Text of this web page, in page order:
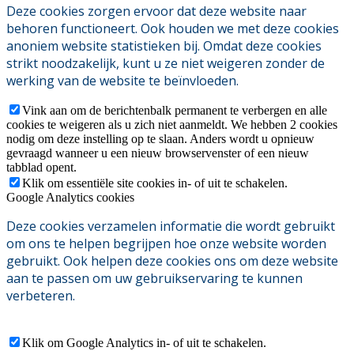
Deze cookies zorgen ervoor dat deze website naar
behoren functioneert. Ook houden we met deze cookies
anoniem website statistieken bij. Omdat deze cookies
strikt noodzakelijk, kunt u ze niet weigeren zonder de
werking van de website te beïnvloeden.
Vink aan om de berichtenbalk permanent te verbergen en alle
cookies te weigeren als u zich niet aanmeldt. We hebben 2 cookies
nodig om deze instelling op te slaan. Anders wordt u opnieuw
gevraagd wanneer u een nieuw browservenster of een nieuw
tabblad opent.
Klik om essentiële site cookies in- of uit te schakelen.
Google Analytics cookies
Deze cookies verzamelen informatie die wordt gebruikt
om ons te helpen begrijpen hoe onze website worden
gebruikt. Ook helpen deze cookies ons om deze website
aan te passen om uw gebruikservaring te kunnen
verbeteren.
Klik om Google Analytics in- of uit te schakelen.